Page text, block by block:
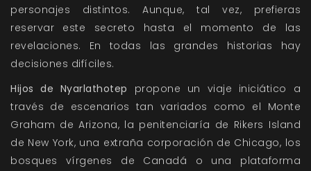
personajes distintos. Aunque, tal vez, prefieras
reservar este secreto hasta el momento de las
revelaciones. En todas las grandes historias hay
decisiones difíciles.
Hijos de Nyarlathotep propone un viaje iniciático a
través de escenarios tan variados como el Monte
Graham de Arizona, la penitenciaría de Rikers Island
de New York, una extraña corporación de Chicago, los
bosques vírgenes de Canadá o una plataforma